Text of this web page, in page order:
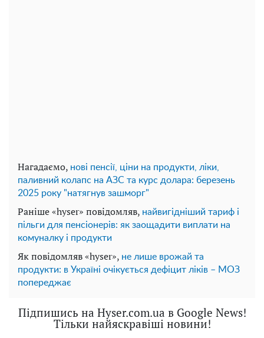
Нагадаємо, нові пенсії, ціни на продукти, ліки,
паливний колапс на АЗС та курс долара: березень
2025 року "натягнув зашморг"
Раніше «hyser» повідомляв, найвигідніший тариф і
пільги для пенсіонерів: як заощадити виплати на
комуналку і продукти
Як повідомляв «hyser», не лише врожай та
продукти: в Україні очікується дефіцит ліків – МОЗ
попереджає
Підпишись на Hyser.com.ua в Google News!
Тільки найяскравіші новини!